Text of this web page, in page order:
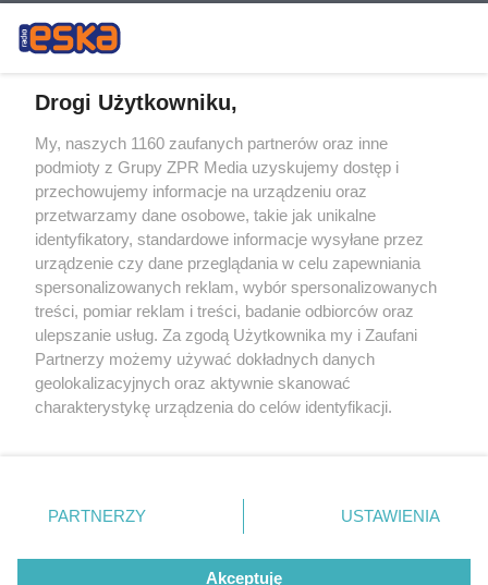
Żaden utwór zamieszczony w serwisie nie może być powielany i
rozpowszechniany lub dalej rozpowszechniany w jakikolwiek sposób (w
tym także elektroniczny lub mechaniczny) na jakimkolwiek polu
eksploatacji w jakiejkolwiek formie, włącznie z umieszczaniem w
Internecie bez pisemnej zgody właściciela praw. Jakiekolwiek użycie lub
wykorzystanie utworów w całości lub w części z naruszeniem prawa,
tzn. bez właściwej zgody, jest zabronione pod groźbą kary i może być
ścigane prawnie.
© 2026 Grupa ZPR Media
Drogi Użytkowniku,
My, naszych 1160 zaufanych partnerów oraz inne
podmioty z Grupy ZPR Media uzyskujemy dostęp i
przechowujemy informacje na urządzeniu oraz
przetwarzamy dane osobowe, takie jak unikalne
identyfikatory, standardowe informacje wysyłane przez
urządzenie czy dane przeglądania w celu zapewniania
spersonalizowanych reklam, wybór spersonalizowanych
treści, pomiar reklam i treści, badanie odbiorców oraz
ulepszanie usług. Za zgodą Użytkownika my i Zaufani
Partnerzy możemy używać dokładnych danych
geolokalizacyjnych oraz aktywnie skanować
charakterystykę urządzenia do celów identyfikacji.
zmienić/wycofać klikając przycisk ustawień prywatności
znajdujący się w lewym dolnym rogu strony
rodzaje przetwarzania danych nie wymagają zgody
użytkownika, ale masz prawo sprzeciwić się takiemu
PARTNERZY USTAWIENIA
Akceptuję